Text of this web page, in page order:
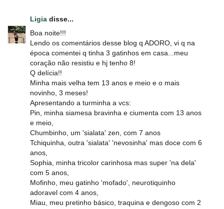
Ligia disse...
Boa noite!!!
Lendo os comentários desse blog q ADORO, vi q na
época comentei q tinha 3 gatinhos em casa...meu
coração não resistiu e hj tenho 8!
Q delícia!!
Minha mais velha tem 13 anos e meio e o mais
novinho, 3 meses!
Apresentando a turminha a vcs:
Pin, minha siamesa bravinha e ciumenta com 13 anos
e meio,
Chumbinho, um 'sialata' zen, com 7 anos
Tchiquinha, outra 'sialata' 'nevosinha' mas doce com 6
anos,
Sophia, minha tricolor carinhosa mas super 'na dela'
com 5 anos,
Mofinho, meu gatinho 'mofado', neurotiquinho
adoravel com 4 anos,
Miau, meu pretinho básico, traquina e dengoso com 2